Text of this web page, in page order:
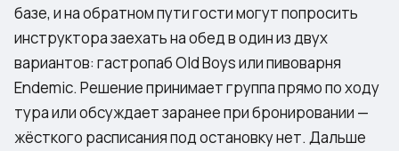
базе, и на обратном пути гости могут попросить
инструктора заехать на обед в один из двух
вариантов: гастропаб Old Boys или пивоварня
Endemic. Решение принимает группа прямо по ходу
тура или обсуждает заранее при бронировании —
жёсткого расписания под остановку нет. Дальше